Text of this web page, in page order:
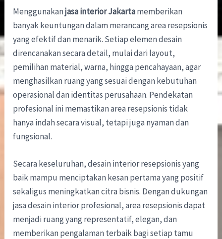
Menggunakanjasa interior Jakartamemberikan
banyak keuntungan dalam merancang area resepsionis
yang efektif dan menarik. Setiap elemen desain
direncanakan secara detail, mulai dari layout,
pemilihan material, warna, hingga pencahayaan, agar
menghasilkan ruang yang sesuai dengan kebutuhan
operasional dan identitas perusahaan. Pendekatan
profesional ini memastikan area resepsionis tidak
hanya indah secara visual, tetapi juga nyaman dan
fungsional.
Secara keseluruhan, desain interior resepsionis yang
baik mampu menciptakan kesan pertama yang positif
sekaligus meningkatkan citra bisnis. Dengan dukungan
jasa desain interior profesional, area resepsionis dapat
menjadi ruang yang representatif, elegan, dan
memberikan pengalaman terbaik bagi setiap tamu